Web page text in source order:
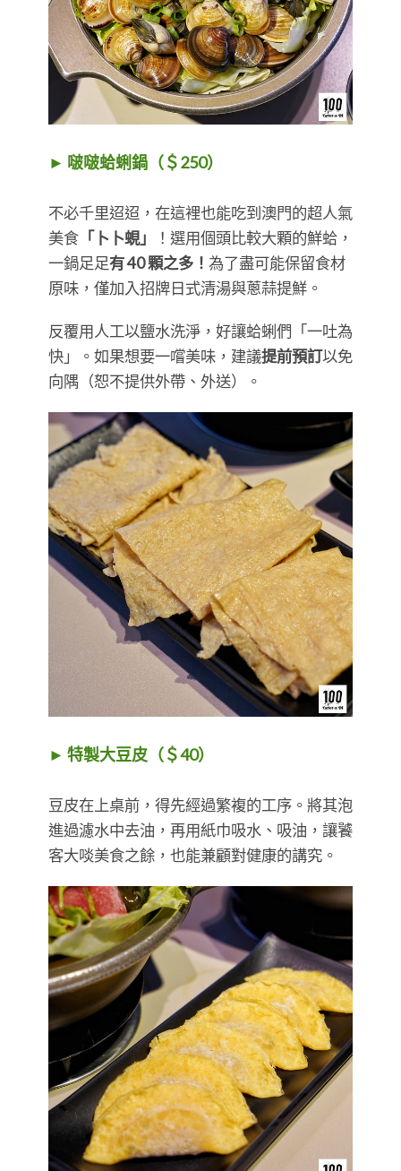
► 啵啵蛤蜊鍋（＄250）
不必千里迢迢，在這裡也能吃到澳門的超人氣
美食 「卜卜蜆」
！選用個頭比較大顆的鮮蛤，
一鍋足足有 40 顆之多！ 為了盡可能保留食材
原味，僅加入招牌日式清湯與蔥蒜提鮮。
反覆用人工以鹽水洗淨，好讓蛤蜊們「一吐為
快」。如果想要一嚐美味，建議提前預訂以免
向隅（恕不提供外帶、外送）。
► 特製大豆皮（＄40）
豆皮在上桌前，得先經過繁複的工序。將其泡
進過濾水中去油，再用紙巾吸水、吸油，讓饕
客大啖美食之餘，也能兼顧對健康的講究。